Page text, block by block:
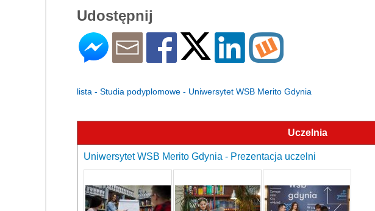
Udostępnij
lista - Studia podyplomowe - Uniwersytet WSB Merito Gdynia
Uczelnia
Uniwersytet WSB Merito Gdynia - Prezentacja uczelni